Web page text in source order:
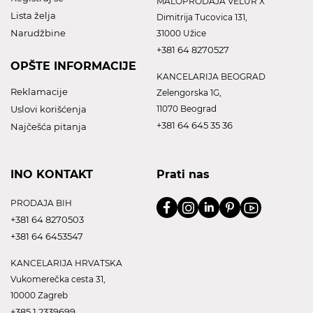
Lista želja
Narudžbine
OPŠTE INFORMACIJE
Reklamacije
Uslovi korišćenja
Najčešća pitanja
Dimitrija Tucovica 131,
31000 Užice
+381 64 8270527
KANCELARIJA BEOGRAD
Zelengorska 1G,
11070 Beograd
+381 64 645 35 36
INO KONTAKT
PRODAJA BIH
+381 64 8270503
+381 64 6453547
KANCELARIJA HRVATSKA
Vukomerečka cesta 31,
10000 Zagreb
Prati nas